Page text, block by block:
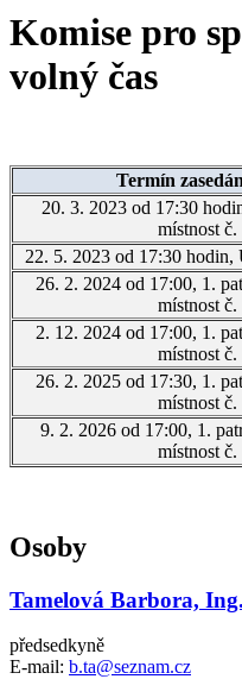
Komise pro
volný čas
Termín
20. 3. 2023 od 17:30
místnost č.
22. 5. 2023 od 17:30 hodin,
26. 2. 2024 od 17:00, 1.
místnost č.
2. 12. 2024 od 17:00, 1.
místnost č.
26. 2. 2025 od 17:30, 1.
místnost č.
9. 2. 2026 od 17:00, 1.
místnost č.
Osoby
Tamelová Barbora,
předsedkyně
E-mail: b.ta@seznam.cz